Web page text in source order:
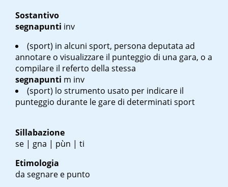
Sostantivo
segnapunti inv
(sport) in alcuni sport, persona deputata ad
annotare o visualizzare il punteggio di una gara, o a
compilare il referto della stessa
segnapunti m inv
(sport) lo strumento usato per indicare il
punteggio durante le gare di determinati sport
Sillabazione
se | gna | pùn | ti
Etimologia
da segnare e punto